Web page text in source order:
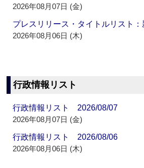
2026年08月07日 (金)
プレスリリース・タイトルリスト
2026年08月06日 (木)
行政情報リスト
行政情報リスト 2026/08/07
2026年08月07日 (金)
行政情報リスト 2026/08/06
2026年08月06日 (木)